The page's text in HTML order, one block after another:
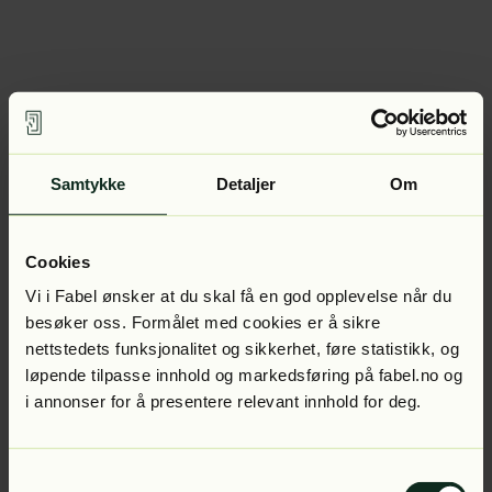
Samtykke Detaljer Om
Cookies
Vi i Fabel ønsker at du skal få en god opplevelse når du
besøker oss. Formålet med cookies er å sikre
nettstedets funksjonalitet og sikkerhet, føre statistikk, og
løpende tilpasse innhold og markedsføring på fabel.no og
i annonser for å presentere relevant innhold for deg.